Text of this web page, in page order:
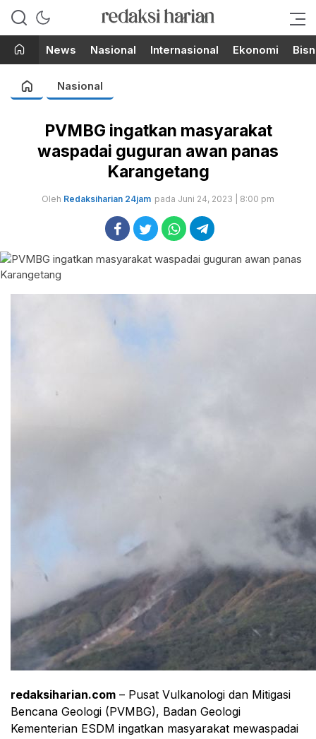
RedaksiHarian.com
Berita Terupdate dari Redaksi
News Nasional Internasional Ekonomi
Nasional
PVMBG ingatkan masyarakat
waspadai guguran awan panas
Karangetang
Oleh Redaksiharian 24jam pada Juni 24, 2023 | 8:00 pm
redaksiharian.com – Pusat Vulkanologi dan Mitigasi
Bencana Geologi (PVMBG), Badan Geologi
Kementerian ESDM ingatkan masyarakat mewaspadai